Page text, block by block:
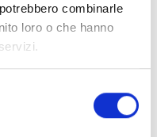
combinarle
loro o che hanno
275.000 Euro
esito positivo la
e SSD un contributo
al comma B
assegnato per